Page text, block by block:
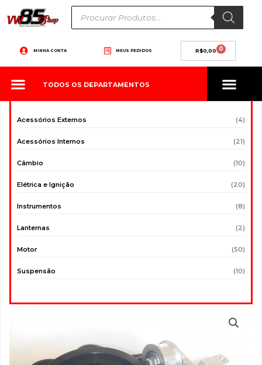
para
Pesquisar
produtos
MINHA CONTA MEUS PEDIDOS R$0,00 0
Carrinho
TODOS OS DEPARTAMENTOS
Acessórios Externos (4)
Acessórios Internos (21)
Câmbio (10)
Elétrica e Ignição (20)
Instrumentos (8)
Lanternas (2)
Motor (50)
Suspensão (10)